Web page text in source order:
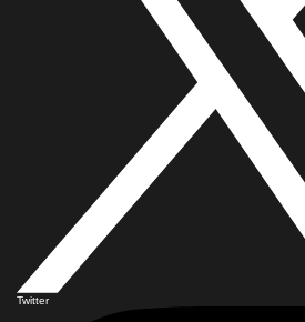
Twitter